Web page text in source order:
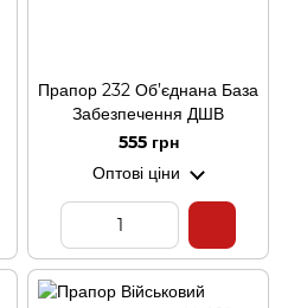
Прапор 232 Об’єднана База
Забезпечення ДШВ
555 грн
Оптові ціни